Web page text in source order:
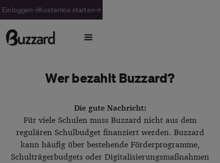
Einloggen Kostenlos starten
Wer bezahlt Buzzard?
Die gute Nachricht:
Für viele Schulen muss Buzzard nicht aus dem
regulären Schulbudget finanziert werden. Buzzard
kann häufig über bestehende Förderprogramme,
Schulträgerbudgets oder Digitalisierungsmaßnahmen